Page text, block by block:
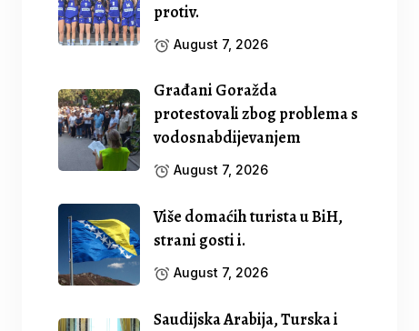
protiv.
August 7, 2026
Građani Goražda
protestovali zbog problema s
vodosnabdijevanjem
August 7, 2026
Više domaćih turista u BiH,
strani gosti i.
August 7, 2026
Saudijska Arabija, Turska i